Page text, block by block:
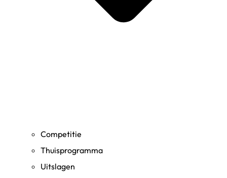
Competitie
Thuisprogramma
Uitslagen